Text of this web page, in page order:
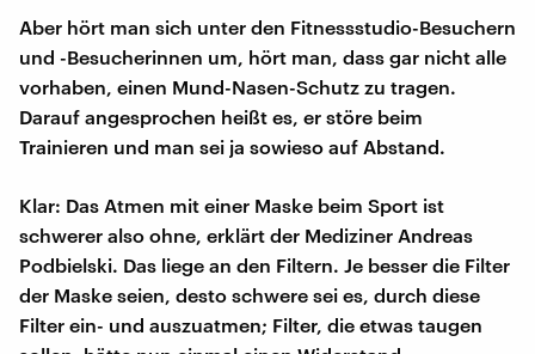
Aber hört man sich unter den Fitnessstudio-Besuchern
und -Besucherinnen um, hört man, dass gar nicht alle
vorhaben, einen Mund-Nasen-Schutz zu tragen.
Darauf angesprochen heißt es, er störe beim
Trainieren und man sei ja sowieso auf Abstand.
Klar: Das Atmen mit einer Maske beim Sport ist
schwerer also ohne, erklärt der Mediziner Andreas
Podbielski. Das liege an den Filtern. Je besser die Filter
der Maske seien, desto schwere sei es, durch diese
Filter ein- und auszuatmen; Filter, die etwas taugen